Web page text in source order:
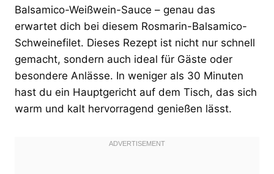
Balsamico-Weißwein-Sauce – genau das
erwartet dich bei diesem Rosmarin-Balsamico-
Schweinefilet. Dieses Rezept ist nicht nur schnell
gemacht, sondern auch ideal für Gäste oder
besondere Anlässe. In weniger als 30 Minuten
hast du ein Hauptgericht auf dem Tisch, das sich
warm und kalt hervorragend genießen lässt.